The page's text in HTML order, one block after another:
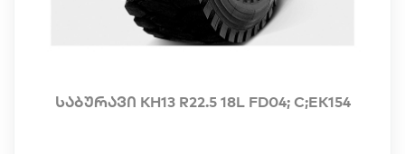
საბურავი KH13 R22.5 18L FD04; C;EK154